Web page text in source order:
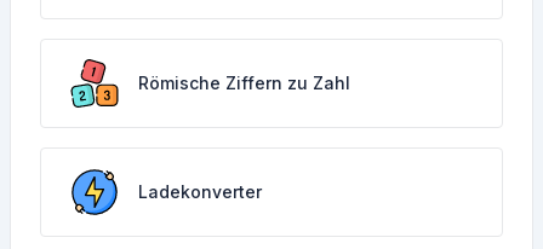
Römische Ziffern zu Zahl
Ladekonverter